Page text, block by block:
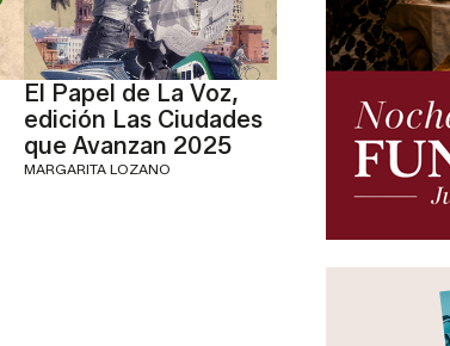
El Papel de La Voz,
edición Las Ciudades
que Avanzan 2025
MARGARITA LOZANO